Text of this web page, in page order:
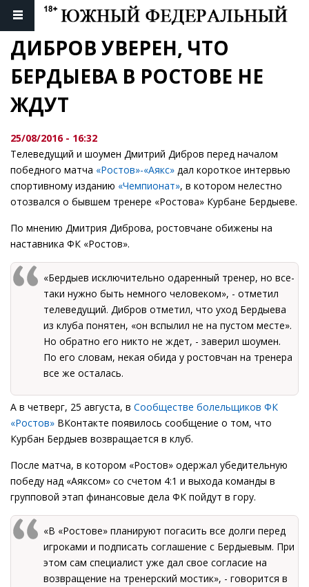
ДИБРОВ УВЕРЕН, ЧТО
БЕРДЫЕВА В РОСТОВЕ НЕ
ЖДУТ
25/08/2016 - 16:32
Телеведущий и шоумен Дмитрий Дибров перед началом
победного матча «Ростов»-«Аякс» дал короткое интервью
спортивному изданию «Чемпионат», в котором нелестно
отозвался о бывшем тренере «Ростова» Курбане Бердыеве.
По мнению Дмитрия Диброва, ростовчане обижены на
наставника ФК «Ростов».
«Бердыев исключительно одаренный тренер, но все-
таки нужно быть немного человеком», - отметил
телеведущий. Дибров отметил, что уход Бердыева
из клуба понятен, «он вспылил не на пустом месте».
Но обратно его никто не ждет, - заверил шоумен.
По его словам, некая обида у ростовчан на тренера
все же осталась.
А в четверг, 25 августа, в Сообществе болельщиков ФК
«Ростов» ВКонтакте появилось сообщение о том, что
Курбан Бердыев возвращается в клуб.
После матча, в котором «Ростов» одержал убедительную
победу над «Аяксом» со счетом 4:1 и выхода команды в
групповой этап финансовые дела ФК пойдут в гору.
«В «Ростове» планируют погасить все долги перед
игроками и подписать соглашение с Бердыевым. При
этом сам специалист уже дал свое согласие на
возвращение на тренерский мостик», - говорится в